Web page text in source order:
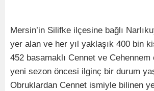
Mersin’in Silifke ilçesine bağlı
yer alan ve her yıl yaklaşık 400 bin
452 basamaklı Cennet ve Cehennem
yeni sezon öncesi ilginç bir durum
Obruklardan Cennet ismiyle bilinen